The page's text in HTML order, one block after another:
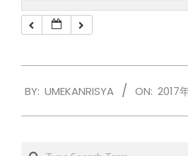
01-
BY: UMEKANRISYA ON: 2017
Search